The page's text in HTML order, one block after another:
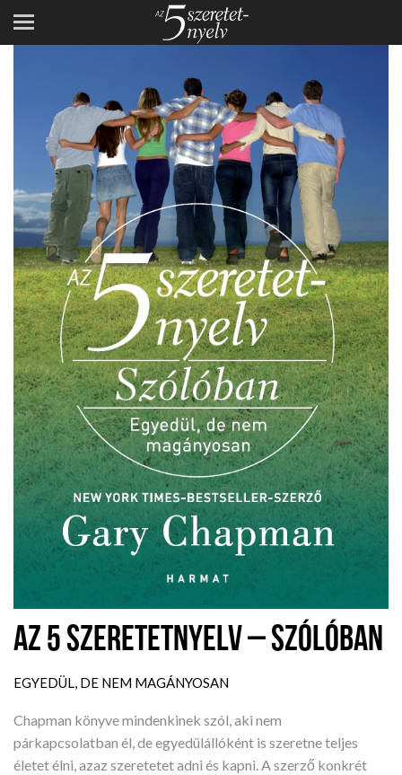
AZ 5 SZERETETNYELV – SZÓLÓBAN
EGYEDÜL, DE NEM MAGÁNYOSAN
Chapman könyve mindenkinek szól, aki nem
párkapcsolatban él, de egyedülállóként is szeretne teljes
életet élni, azaz szeretetet adni és kapni. A szerző konkrét